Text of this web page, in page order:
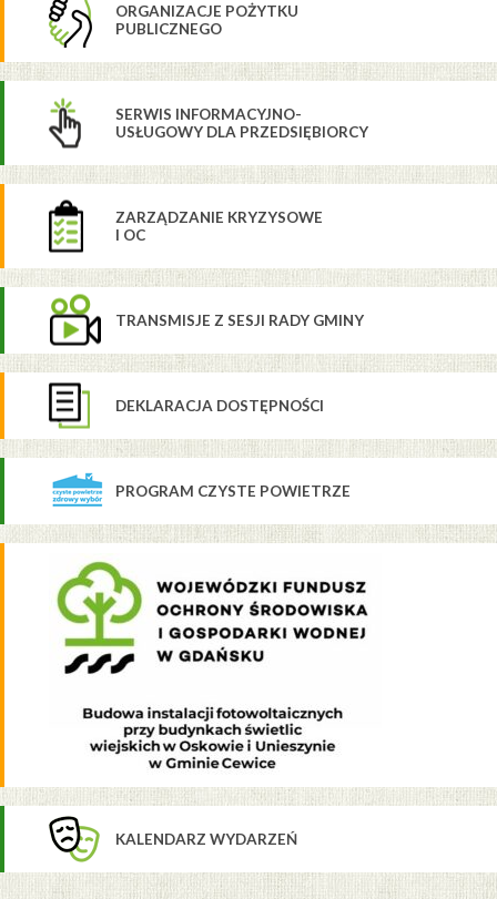
ORGANIZACJE POŻYTKU
PUBLICZNEGO
SERWIS INFORMACYJNO-
USŁUGOWY DLA PRZEDSIĘBIORCY
ZARZĄDZANIE KRYZYSOWE
I OC
TRANSMISJE Z SESJI RADY GMINY
DEKLARACJA DOSTĘPNOŚCI
PROGRAM CZYSTE POWIETRZE
KALENDARZ WYDARZEŃ